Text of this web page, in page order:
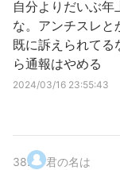
自分よりだいぶ年
な。アンチスレと
既に訴えられてる
ら通報はやめる
2024/03/16 23:55:43
38. 君の名は